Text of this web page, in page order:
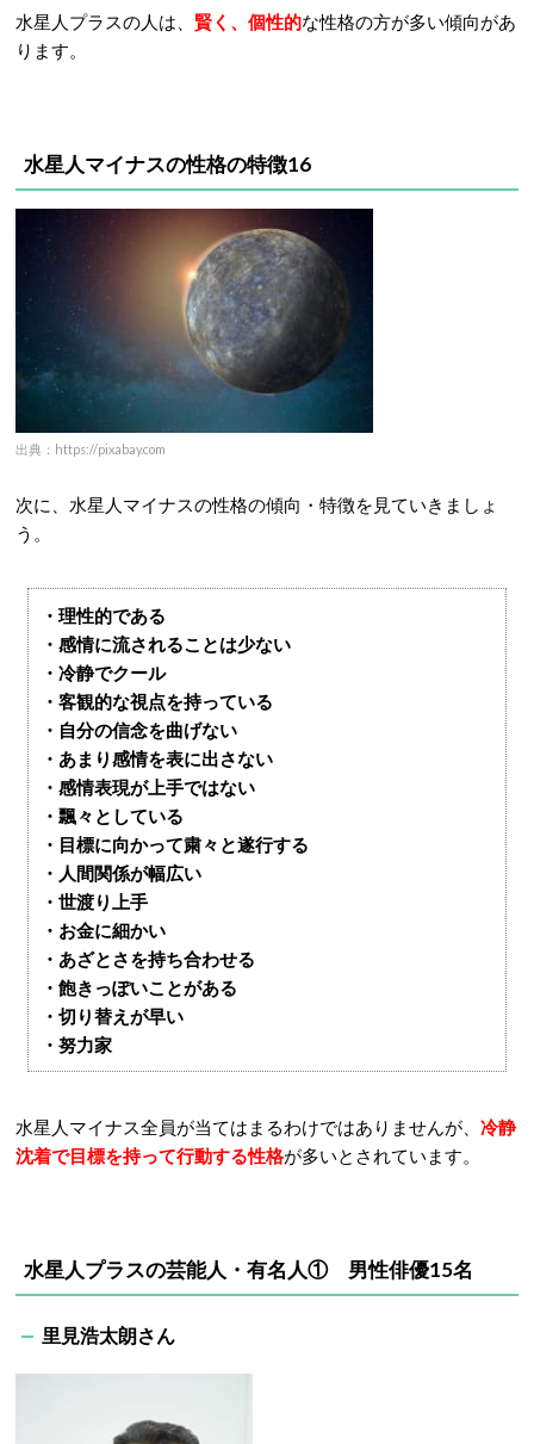
水星人プラスの人は、 賢く、個性的な性格の方が多い傾向があ
ります。
水星人マイナスの性格の特徴16
出典：https://pixabay.com
次に、水星人マイナスの性格の傾向・特徴を見ていきましょ
う。
・理性的である
・感情に流されることは少ない
・冷静でクール
・客観的な視点を持っている
・自分の信念を曲げない
・あまり感情を表に出さない
・感情表現が上手ではない
・飄々としている
・目標に向かって粛々と遂行する
・人間関係が幅広い
・世渡り上手
・お金に細かい
・あざとさを持ち合わせる
・飽きっぽいことがある
・切り替えが早い
・努力家
水星人マイナス全員が当てはまるわけではありませんが、 冷静
沈着で目標を持って行動する性格が多いとされています。
水星人プラスの芸能人・有名人① 男性俳優15名
里見浩太朗さん